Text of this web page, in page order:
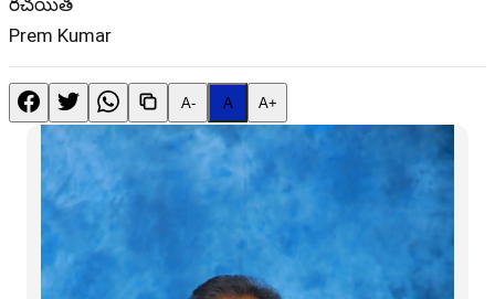
రచయిత
Prem Kumar
A- A A+